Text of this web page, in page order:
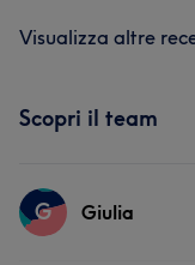
Visualizza altre
Scopri il team
G Giulia